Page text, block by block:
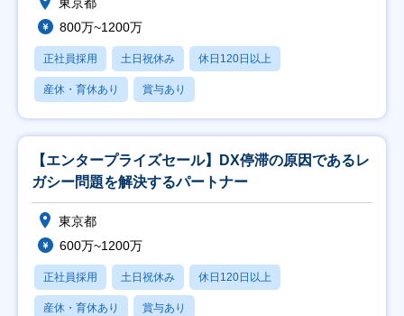
800万~1200万
正社員採用 土日祝休み 休日120日以上
産休・育休あり 賞与あり
【エンタープライズセール】DX停滞の原因であるレ
ガシー問題を解決するパートナー
東京都
600万~1200万
正社員採用 土日祝休み 休日120日以上
産休・育休あり 賞与あり